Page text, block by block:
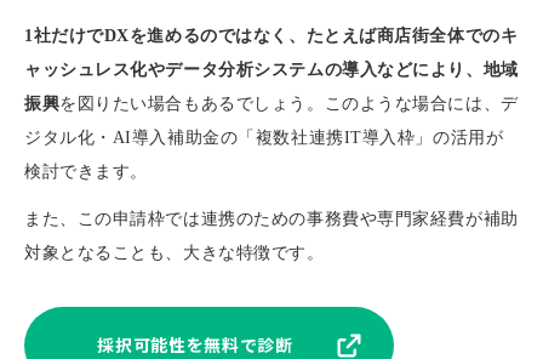
1社だけでDXを進めるのではなく、たとえば商店街全体でのキ
ャッシュレス化やデータ分析システムの導入などにより、地域
振興を図りたい場合もあるでしょう。このような場合には、デ
ジタル化・AI導入補助金の「複数社連携IT導入枠」の活用が
検討できます。
また、この申請枠では連携のための事務費や専門家経費が補助
対象となることも、大きな特徴です。
採択可能性を無料で診断